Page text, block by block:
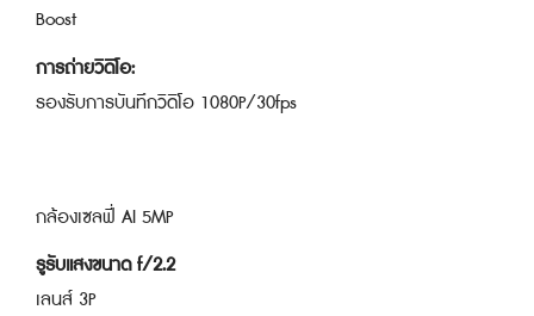
Boost
การถ่ายวิดิโอ:
รองรับการบันทึกวิดิโอ 1080P/30fps
กล้องเซลฟี่ AI 5MP
รูรับแสงขนาด f/2.2
เลนส์ 3P